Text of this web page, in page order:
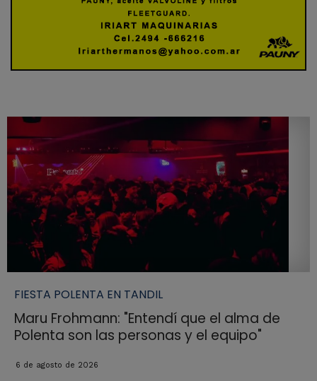
FIESTA POLENTA EN TANDIL
Maru Frohmann: "Entendí que el alma de
Polenta son las personas y el equipo"
6 de agosto de 2026